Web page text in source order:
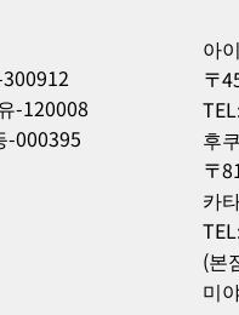
-120008
-000395
아
〒
후
〒
카
(본
미